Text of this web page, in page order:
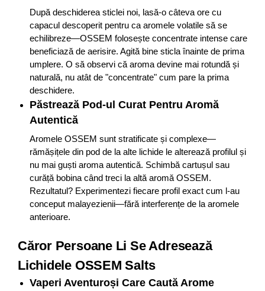
După deschiderea sticlei noi, lasă-o câteva ore cu
capacul descoperit pentru ca aromele volatile să se
echilibreze—OSSEM folosește concentrate intense care
beneficiază de aerisire. Agită bine sticla înainte de prima
umplere. O să observi că aroma devine mai rotundă și
naturală, nu atât de "concentrate" cum pare la prima
deschidere.
Păstrează Pod-ul Curat Pentru Aromă
Autentică
Aromele OSSEM sunt stratificate și complexe—
rămășițele din pod de la alte lichide le alterează profilul și
nu mai guști aroma autentică. Schimbă cartușul sau
curăță bobina când treci la altă aromă OSSEM.
Rezultatul? Experimentezi fiecare profil exact cum l-au
conceput malayezienii—fără interferențe de la aromele
anterioare.
Căror Persoane Li Se Adresează
Lichidele OSSEM Salts
Vaperi Aventuroși Care Caută Arome